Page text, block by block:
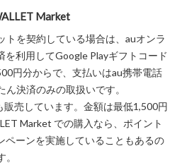
Market
トを契約している場合は、auオンラ
利用してGoogle Playギフトコード
円分からで、支払いはau携帯電話
決済のみの取扱いです。
販売しています。金額は最低1,500円
Market での購入なら、ポイント
ペーンを実施していることもあるの